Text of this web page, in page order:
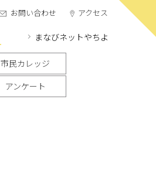
まなびネットやちよ
お問い合わせ アクセス
市民カレッジ
アンケート